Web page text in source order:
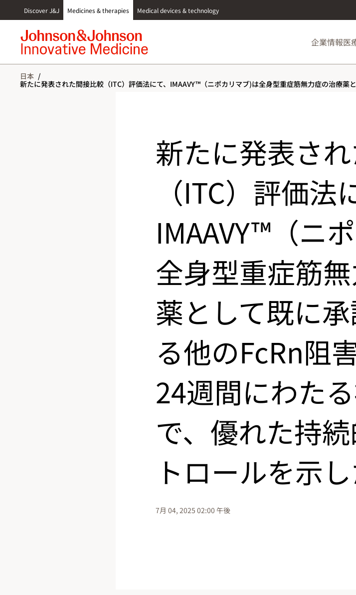
c
Discover J&J Medicines & therapies Medical devices & technology
企業情報医
日本 /
新たに発表された間接比較（ITC）評価法にて、IMAAVY™（ニポカリマブ)は全身型重症筋無力症の治療
新たに発表さ
（ITC）評価法
IMAAVY™（ニ
全身型重症筋
薬として既に
る他のFcRn阻
24週間にわた
で、優れた持
トロールを示
7月 04, 2025 02:00 午後